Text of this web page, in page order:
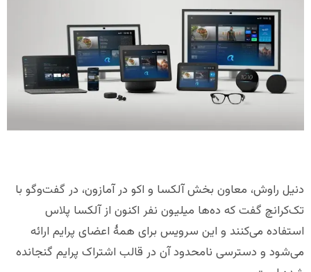
دنیل راوش، معاون بخش آلکسا و اکو در آمازون، در گفت‌وگو با
تک‌کرانچ گفت که ده‌ها میلیون نفر اکنون از آلکسا پلاس
استفاده می‌کنند و این سرویس برای همهٔ اعضای پرایم ارائه
می‌شود و دسترسی نامحدود آن در قالب اشتراک پرایم گنجانده